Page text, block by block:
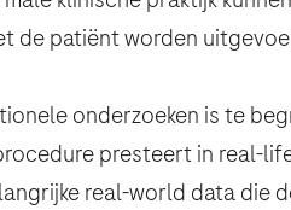
de patiënt worden
onderzoeken is te
presteert in real-
real-world data die